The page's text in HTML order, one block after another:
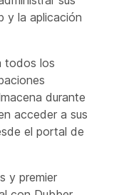
y la aplicación
todos los
durante
acceder a sus
el portal de
y premier